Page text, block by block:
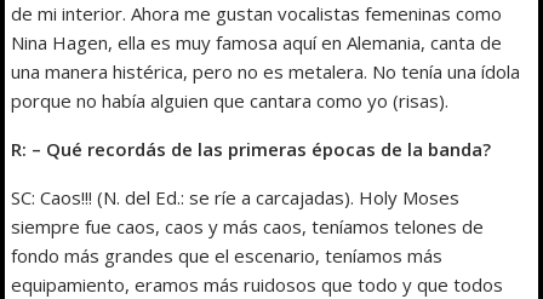
de mi interior. Ahora me gustan vocalistas femeninas como
Nina Hagen, ella es muy famosa aquí en Alemania, canta de
una manera histérica, pero no es metalera. No tenía una ídola
porque no había alguien que cantara como yo (risas).
R: – Qué recordás de las primeras épocas de la banda?
SC: Caos!!! (N. del Ed.: se ríe a carcajadas). Holy Moses
siempre fue caos, caos y más caos, teníamos telones de
fondo más grandes que el escenario, teníamos más
equipamiento, eramos más ruidosos que todo y que todos